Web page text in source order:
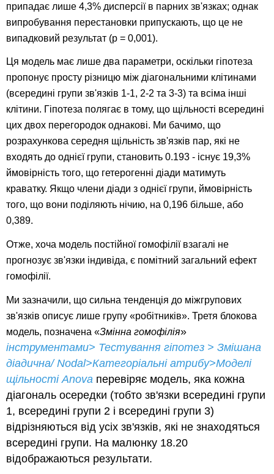
припадає лише 4,3% дисперсії в парних зв'язках; однак
випробування перестановки припускають, що це не
випадковий результат (p = 0,001).
Ця модель має лише два параметри, оскільки гіпотеза
пропонує просту різницю між діагональними клітинами
(всередині групи зв'язків 1-1, 2-2 та 3-3) та всіма інші
клітини. Гіпотеза полягає в тому, що щільності всередині
цих двох перегородок однакові. Ми бачимо, що
розрахункова середня щільність зв'язків пар, які не
входять до однієї групи, становить 0.193 - існує 19,3%
ймовірність того, що гетерогенні діади матимуть
краватку. Якщо члени діади з однієї групи, ймовірність
того, що вони поділяють нічию, на 0,196 більше, або
0,389.
Отже, хоча модель постійної гомофілії взагалі не
прогнозує зв'язки індивіда, є помітний загальний ефект
гомофілії.
Ми зазначили, що сильна тенденція до міжгрупових
зв'язків описує лише групу «робітників». Третя блокова
модель, позначена «Змінна гомофілія»
інструментами> Тестування гіпотез > Змішана
діадична/ Nodal>Категоріальні атрибу>Моделі
щільності Anova перевіряє модель, яка кожна
діагональ осередки (тобто зв'язки всередині групи
1, всередині групи 2 і всередині групи 3)
відрізняються від усіх зв'язків, які не знаходяться
всередині групи. На малюнку 18.20
відображаються результати.